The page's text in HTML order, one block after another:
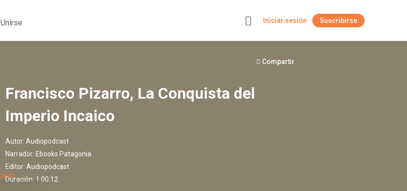
Unirse Iniciar sesión Suscribirse
Compartir
Francisco Pizarro, La Conquista del
Imperio Incaico
Autor: Audiopodcast
Narrador: Ebooks Patagonia
Editor: Audiopodcast
Duración: 1:00:12